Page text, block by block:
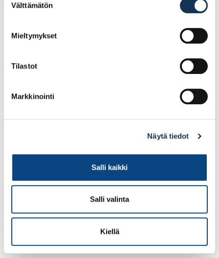
valinta
Välttämätön
Mieltymykset
Tilastot
Markkinointi
Näytä tiedot
Salli kaikki
Salli valinta
Kiellä
410
11.08€ /kpl (alv. 0%)
Lisää tilauskoriin
15x15x2750mm NU 15-
Lisää tilauskoriin
muovi 25x25x2750mm
NU 25T-410